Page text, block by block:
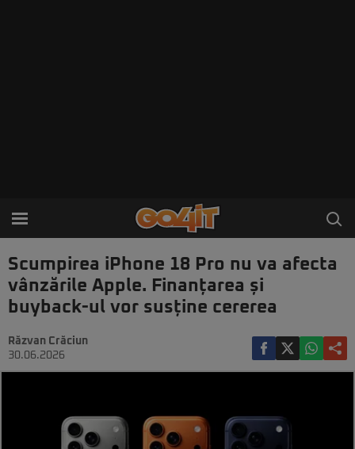
Scumpirea iPhone 18 Pro nu va afecta
vânzările Apple. Finanțarea și
buyback-ul vor susține cererea
Răzvan Crăciun
30.06.2026